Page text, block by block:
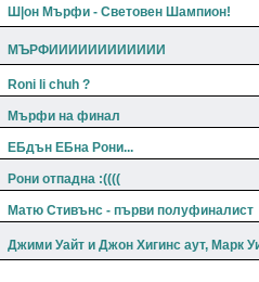
Ш|он Мърфи - Световен Шампион!
МЪРФИИИИИИИИИИИИ
Roni li chuh ?
Мърфи на финал
ЕБдън ЕБна Рони...
Рони отпадна :((((
Матю Стивънс - първи полуфиналист
Джими Уайт и Джон Хигинс аут, Марк